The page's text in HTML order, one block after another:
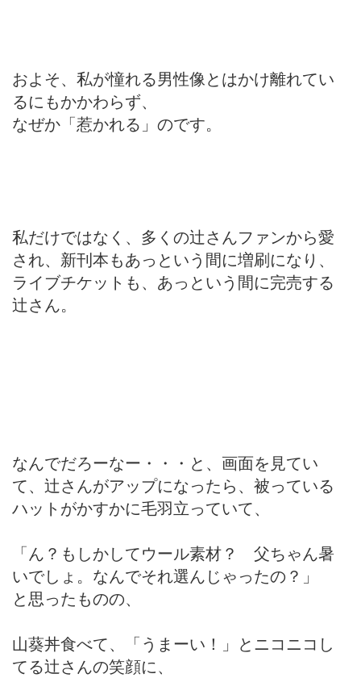
およそ、私が憧れる男性像とはかけ離れてい
るにもかかわらず、
なぜか「惹かれる」のです。
私だけではなく、多くの辻さんファンから愛
され、新刊本もあっという間に増刷になり、
ライブチケットも、あっという間に完売する
辻さん。
なんでだろーなー・・・と、画面を見てい
て、辻さんがアップになったら、被っている
ハットがかすかに毛羽立っていて、
「ん？もしかしてウール素材？ 父ちゃん暑
いでしょ。なんでそれ選んじゃったの？」
と思ったものの、
山葵丼食べて、「うまーい！」とニコニコし
てる辻さんの笑顔に、